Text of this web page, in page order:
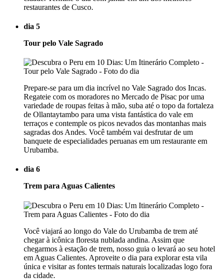
restaurantes de Cusco.
dia 5
Tour pelo Vale Sagrado
Prepare-se para um dia incrível no Vale Sagrado dos Incas.
Regateie com os moradores no Mercado de Pisac por uma
variedade de roupas feitas à mão, suba até o topo da fortaleza
de Ollantaytambo para uma vista fantástica do vale em
terraços e contemple os picos nevados das montanhas mais
sagradas dos Andes. Você também vai desfrutar de um
banquete de especialidades peruanas em um restaurante em
Urubamba.
dia 6
Trem para Aguas Calientes
Você viajará ao longo do Vale do Urubamba de trem até
chegar à icônica floresta nublada andina. Assim que
chegarmos à estação de trem, nosso guia o levará ao seu hotel
em Aguas Calientes. Aproveite o dia para explorar esta vila
única e visitar as fontes termais naturais localizadas logo fora
da cidade.